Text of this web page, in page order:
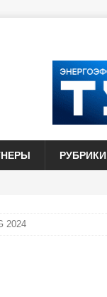
РУБРИКИ
2024